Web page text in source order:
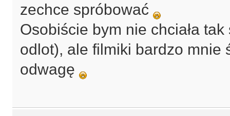
zechce spróbować
Osobiście bym nie chciała
odlot), ale filmiki bardzo mnie
odwagę